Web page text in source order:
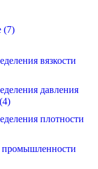
(7)
вязкости
давления
плотности
промышленности